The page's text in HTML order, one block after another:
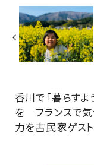
香川で「暮らすよ
を フランスで
力を古民家ゲス